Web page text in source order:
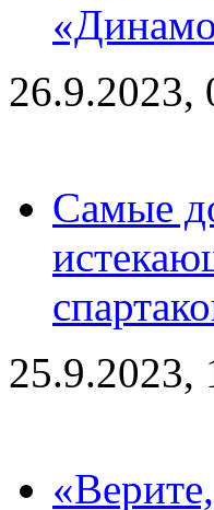
26.9.2023,
Самые
25.9.2023,